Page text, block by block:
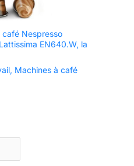
café Nespresso
EN640.W, la
, Machines à café